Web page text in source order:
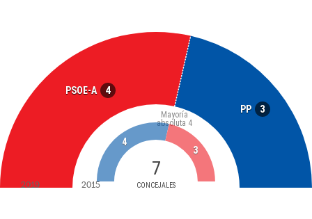
PSOE-A 4
PP 3
7
CONCEJALES
Mayoría
absoluta 4
4
3
2019 2015